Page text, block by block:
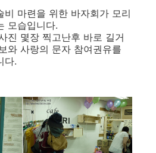
비 마련을 위한 바자회가 모리
모습입니다.
진 몇장 찍고난후 바로 길거
와 사랑의 문자 참여권유를
다.